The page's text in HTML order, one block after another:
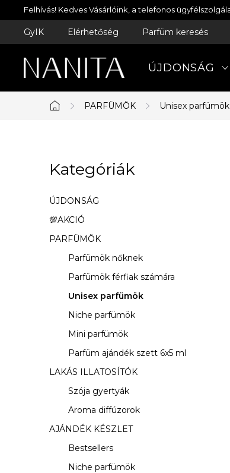
Ugrás
a
Felhívás! Kedves Vásárlóink, a telefonos
GyIK Elérhetőség Parfüm keresés
ÚJDONSÁG
Kezdőlap
PARFÜMÖK Unisex parfümök
l
d
a
l
n
Kategóriák
átugrása
Kategóriák
ÚJDONSÁG
💯AKCIÓ
PARFÜMÖK
Parfümök nőknek
Parfümök férfiak számára
Unisex parfümök
Niche parfümök
Mini parfümök
Parfüm ajándék szett 6x5 ml
LAKÁS ILLATOSÍTÓK
Szója gyertyák
Aroma diffúzorok
AJÁNDÉK KÉSZLET
Bestsellers
Niche parfümök